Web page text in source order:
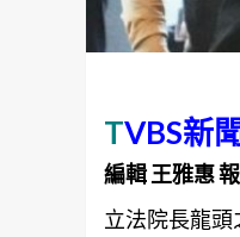
TVBS新
編輯 王雅惠
立法院長龍